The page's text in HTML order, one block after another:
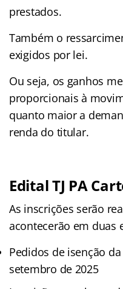
prestados.
Também o
exigidos por lei.
Ou seja, os ganhos
proporcionais à
quanto maior a
renda do titular.
Edital TJ PA
As inscrições serão
acontecerão em duas
Pedidos de isenção
setembro de 2025